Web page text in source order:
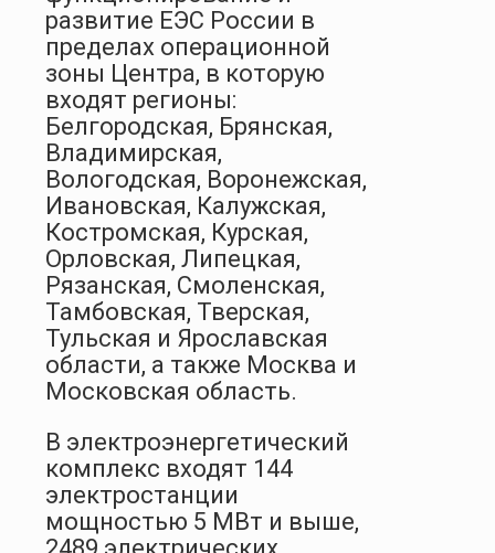
развитие ЕЭС России в
пределах операционной
зоны Центра, в которую
входят регионы:
Белгородская, Брянская,
Владимирская,
Вологодская, Воронежская,
Ивановская, Калужская,
Костромская, Курская,
Орловская, Липецкая,
Рязанская, Смоленская,
Тамбовская, Тверская,
Тульская и Ярославская
области, а также Москва и
Московская область.
В электроэнергетический
комплекс входят 144
электростанции
мощностью 5 МВт и выше,